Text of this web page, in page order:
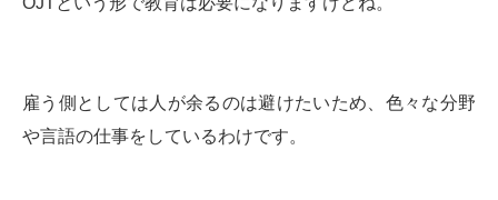
雇う側としては人が余るのは避けたいため、色々な分野
や言語の仕事をしているわけです。